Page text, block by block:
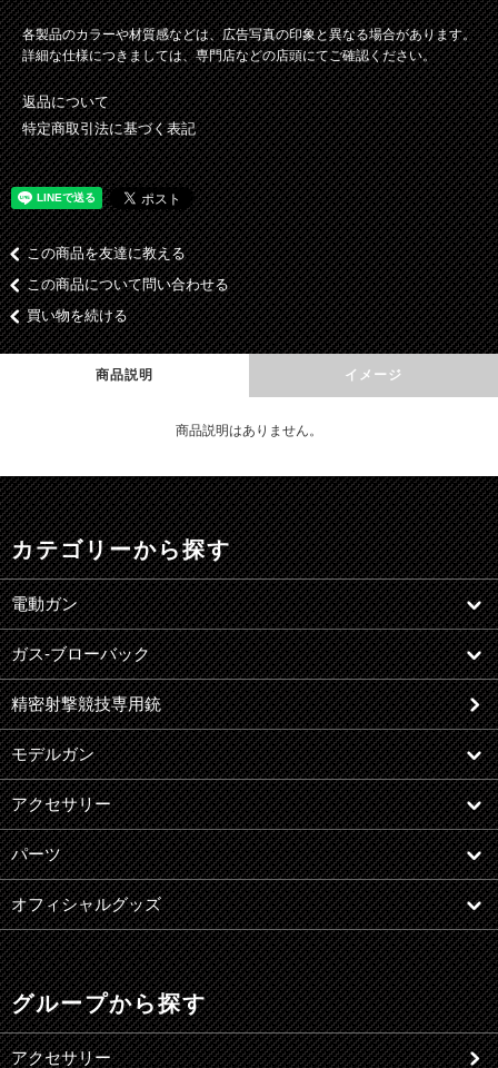
各製品のカラーや材質感などは、広告写真の印象と異なる場合があります。
詳細な仕様につきましては、専門店などの店頭にてご確認ください。
返品について
特定商取引法に基づく表記
この商品を友達に教える
この商品について問い合わせる
買い物を続ける
商品説明 イメージ
商品説明はありません。
カテゴリーから探す
電動ガン
ガス-ブローバック
精密射撃競技専用銃
モデルガン
アクセサリー
パーツ
オフィシャルグッズ
グループから探す
アクセサリー